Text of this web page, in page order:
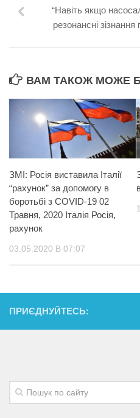
“Навіть якщо
резонансні
ВАМ ТАКОЖ МОЖЕ
ЗМІ: Росія виставила Італії
“рахунок” за допомогу в
боротьбі з COVID-19 02
Травня, 2020 Італія Росія,
рахунок
03.05.2020 В 07:07
ПРИЄДНУЙТЕСЬ: